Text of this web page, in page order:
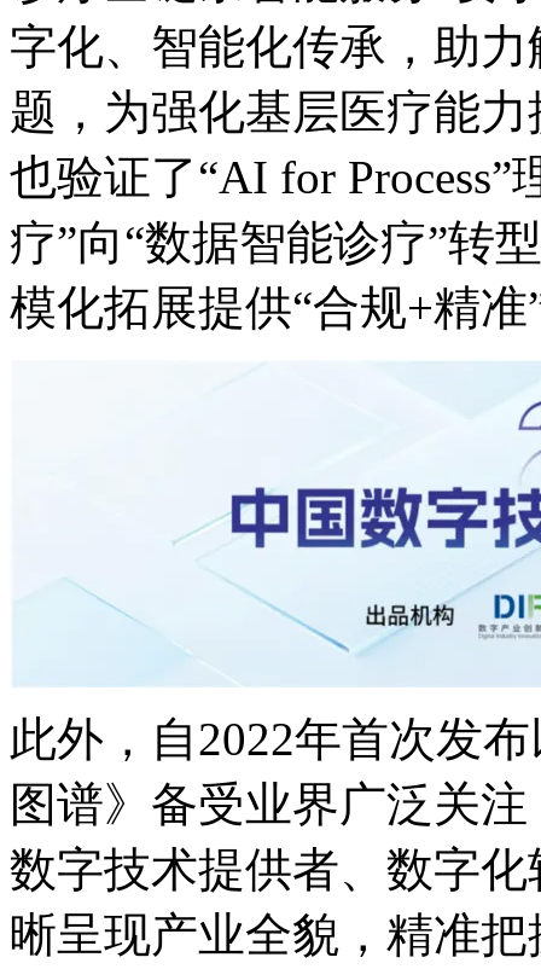
字化、智能化传承
题，为强化基层医疗能
也验证了“AI for Process”
疗”向“数据智能诊疗”转型
模化拓展提供“合规+精
此外，自2022年首次发
图谱》备受业界广泛关注
数字技术提供者、数字
晰呈现产业全貌，精